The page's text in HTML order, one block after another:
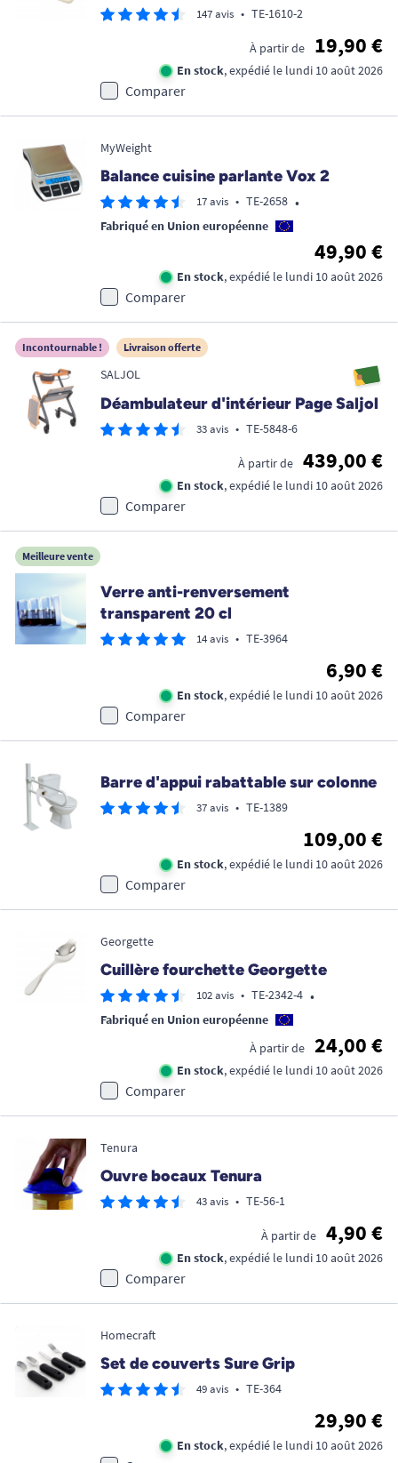
147 avis • TE-1610-2
À partir de 19,90 €
En stock, expédié le lundi 10 août 2026
Comparer
MyWeight
Balance cuisine parlante Vox 2
17 avis • TE-2658 •
Fabriqué en Union européenne
49,90 €
En stock, expédié le lundi 10 août 2026
Comparer
Incontournable ! Livraison offerte
SALJOL
Déambulateur d'intérieur Page Saljol
33 avis • TE-5848-6
À partir de 439,00 €
En stock, expédié le lundi 10 août 2026
Comparer
Meilleure vente
Verre anti-renversement
transparent 20 cl
14 avis • TE-3964
6,90 €
En stock, expédié le lundi 10 août 2026
Comparer
Barre d'appui rabattable sur colonne
37 avis • TE-1389
109,00 €
En stock, expédié le lundi 10 août 2026
Comparer
Georgette
Cuillère fourchette Georgette
102 avis • TE-2342-4 •
Fabriqué en Union européenne
À partir de
24,00 €
En stock, expédié le lundi 10 août 2026
Comparer
Tenura
Ouvre bocaux Tenura
43 avis • TE-56-1
À partir de 4,90 €
En stock, expédié le lundi 10 août 2026
Comparer
Homecraft
Set de couverts Sure Grip
49 avis • TE-364
29,90 €
En stock, expédié le lundi 10 août 2026